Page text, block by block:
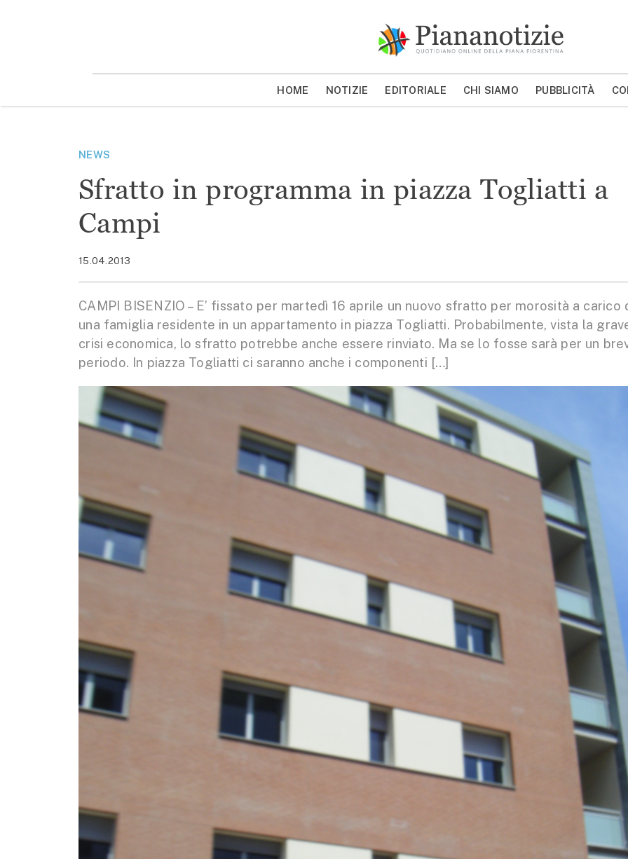
MOSTRA/NASCONDI CERCA
HOME NOTIZIE EDITORIALE CHI SIAMO PUBBLICITÀ
NEWS
Sfratto in programma in piazza Togliatti a
Campi
15.04.2013
CAMPI BISENZIO – E’ fissato per martedì 16 aprile un nuovo sfratto per morosità a carico
una famiglia residente in un appartamento in piazza Togliatti. Probabilmente, vista la
crisi economica, lo sfratto potrebbe anche essere rinviato. Ma se lo fosse sarà per un
periodo. In piazza Togliatti ci saranno anche i componenti […]